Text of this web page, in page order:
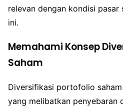
relevan dengan kondisi pasar
ini.
Memahami Konsep
Saham
Diversifikasi portofolio
yang melibatkan penyebaran